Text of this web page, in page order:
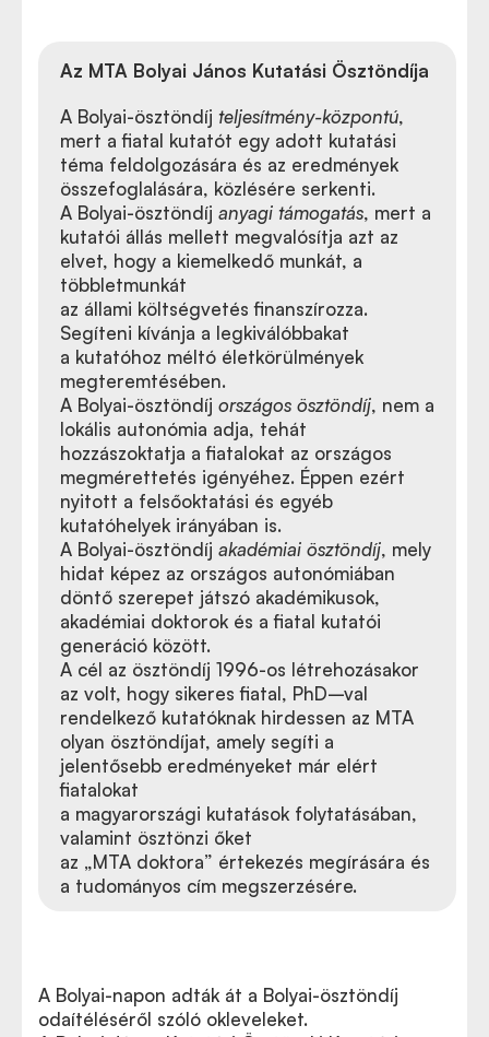
Az MTA Bolyai János Kutatási Ösztöndíja
A Bolyai-ösztöndíj teljesítmény-központú,
mert a fiatal kutatót egy adott kutatási
téma feldolgozására és az eredmények
összefoglalására, közlésére serkenti.
A Bolyai-ösztöndíj anyagi támogatás, mert a
kutatói állás mellett megvalósítja azt az
elvet, hogy a kiemelkedő munkát, a
többletmunkát
az állami költségvetés finanszírozza.
Segíteni kívánja a legkiválóbbakat
a kutatóhoz méltó életkörülmények
megteremtésében.
A Bolyai-ösztöndíj országos ösztöndíj, nem a
lokális autonómia adja, tehát
hozzászoktatja a fiatalokat az országos
megmérettetés igényéhez. Éppen ezért
nyitott a felsőoktatási és egyéb
kutatóhelyek irányában is.
A Bolyai-ösztöndíj akadémiai ösztöndíj, mely
hidat képez az országos autonómiában
döntő szerepet játszó akadémikusok,
akadémiai doktorok és a fiatal kutatói
generáció között.
A cél az ösztöndíj 1996-os létrehozásakor
az volt, hogy sikeres fiatal, PhD–val
rendelkező kutatóknak hirdessen az MTA
olyan ösztöndíjat, amely segíti a
jelentősebb eredményeket már elért
fiatalokat
a magyarországi kutatások folytatásában,
valamint ösztönzi őket
az „MTA doktora” értekezés megírására és
a tudományos cím megszerzésére.
A Bolyai-napon adták át a Bolyai-ösztöndíj
odaítéléséről szóló okleveleket.